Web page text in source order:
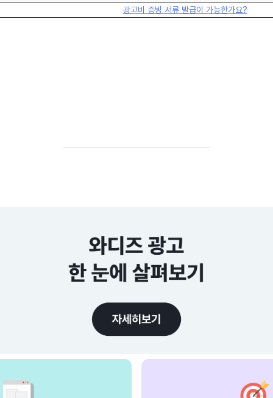
광고비 증빙 서류 발급이 가능한가요?